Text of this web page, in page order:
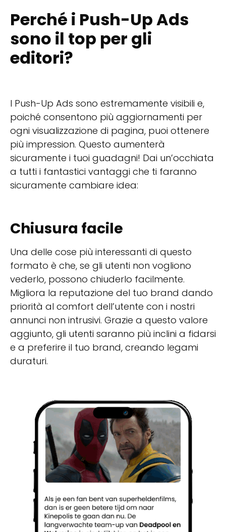
Perché i Push-Up Ads
sono il top per gli
editori?
I Push-Up Ads sono estremamente visibili e,
poiché consentono più aggiornamenti per
ogni visualizzazione di pagina, puoi ottenere
più impression. Questo aumenterà
sicuramente i tuoi guadagni! Dai un’occhiata
a tutti i fantastici vantaggi che ti faranno
sicuramente cambiare idea:
Chiusura facile
Una delle cose più interessanti di questo
formato è che, se gli utenti non vogliono
vederlo, possono chiuderlo facilmente.
Migliora la reputazione del tuo brand dando
priorità al comfort dell’utente con i nostri
annunci non intrusivi. Grazie a questo valore
aggiunto, gli utenti saranno più inclini a fidarsi
e a preferire il tuo brand, creando legami
duraturi.